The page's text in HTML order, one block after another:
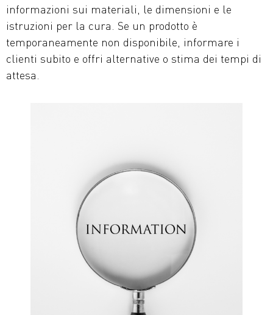
informazioni sui materiali, le dimensioni e le
istruzioni per la cura. Se un prodotto è
temporaneamente non disponibile, informare i
clienti subito e offri alternative o stima dei tempi di
attesa.